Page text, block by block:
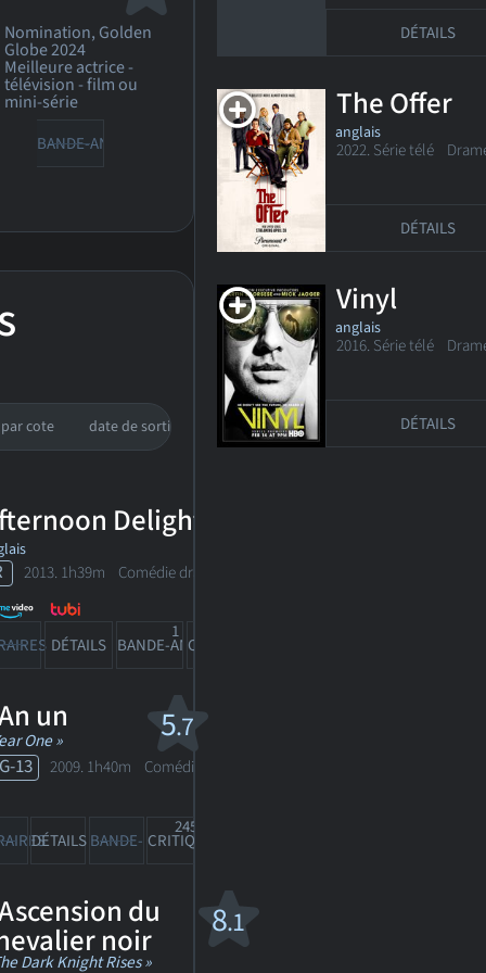
Nomination, Golden
Globe 2024
Meilleure actrice -
télévision - film ou
mini-série
BANDE-ANN
par cote date de sortie
Delight
2013. 1h39m Comédie dramatique
DÉTAILS BANDE-ANN
1
CRITIQUES
5.7
un
One »
13 2009. 1h40m Comédie
DÉTAILSBANDE-ANNCRITIQUES
245
8.1
du
noir
Dark Knight Rises »
DÉTAILS
The Offer
anglais
2022. Série télé
DÉTAILS
Vinyl
anglais
2016. Série télé
DÉTAILS